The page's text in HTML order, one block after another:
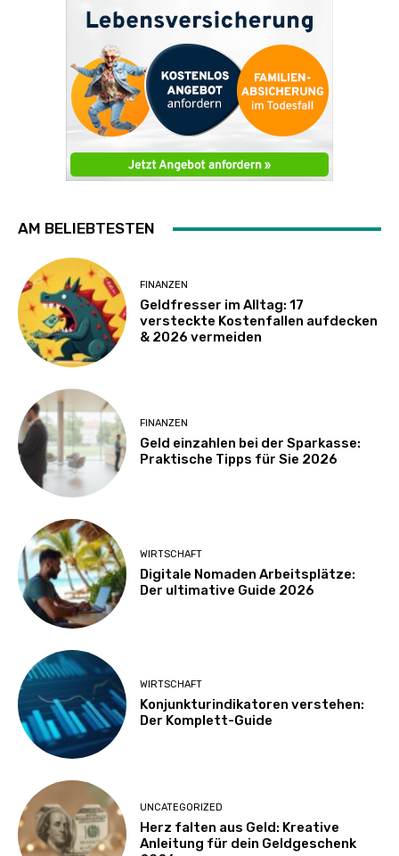
AM BELIEBTESTEN
FINANZEN
Geldfresser im Alltag: 17
versteckte Kostenfallen aufdecken
& 2026 vermeiden
FINANZEN
Geld einzahlen bei der Sparkasse:
Praktische Tipps für Sie 2026
WIRTSCHAFT
Digitale Nomaden Arbeitsplätze:
Der ultimative Guide 2026
WIRTSCHAFT
Konjunkturindikatoren verstehen:
Der Komplett-Guide
UNCATEGORIZED
Herz falten aus Geld: Kreative
Anleitung für dein Geldgeschenk